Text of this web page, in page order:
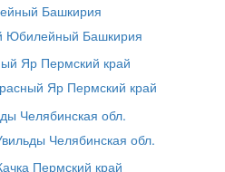
Юбилейный Башкирия
Яр Пермский край
Челябинская обл.